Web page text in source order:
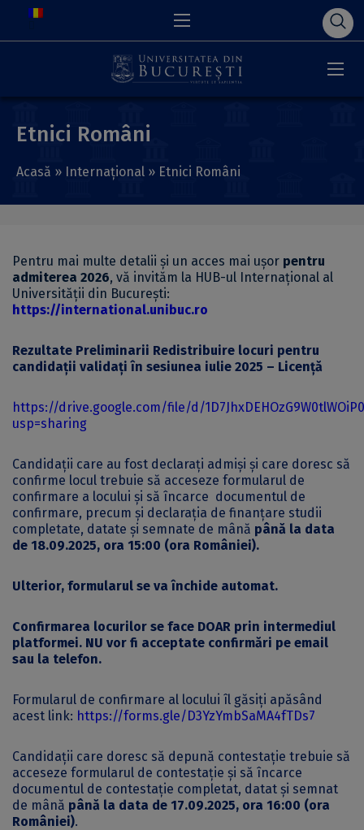
Etnici Români
Acasă » Internațional » Etnici Români
Pentru mai multe detalii și un acces mai ușor pentru
admiterea 2026, vă invităm la HUB-ul Internațional al
Universității din București:
https://international.unibuc.ro
Rezultate Preliminarii Redistribuire locuri pentru
candidații validați în sesiunea iulie 2025 – Licență
https://drive.google.com/file/d/
usp=sharing
Candidații care au fost declarați admiși și care doresc să
confirme locul trebuie să acceseze formularul de
confirmare a locului și să încarce documentul de
confirmare, precum și declarația de finanțare studii
completate, datate și semnate de mână până la data
de 18.09.2025, ora 15:00 (ora României).
Ulterior, formularul se va închide automat.
Confirmarea locurilor se face DOAR prin intermediul
platformei. NU vor fi acceptate confirmări pe email
sau la telefon.
Formularul de confirmare al locului îl găsiți apăsând
acest link: https://forms.gle/D3YzYmbSaMA4fTDs7
Candidații care doresc să depună contestație trebuie să
acceseze formularul de contestație și să încarce
documentul de contestație completat, datat și semnat
de mână până la data de 17.09.2025, ora 16:00 (ora
României).